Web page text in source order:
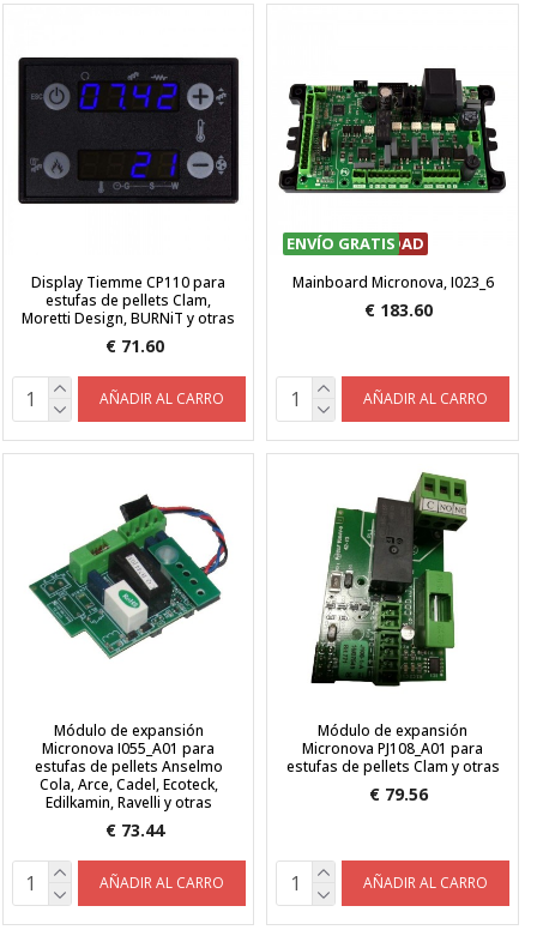
Display Tiemme CP110 para
estufas de pellets Clam,
Moretti Design, BURNiT y otras
€ 71.60
AÑADIR AL CARRO
ÚLTIMA UNIDAD
ENVÍO GRATIS
Mainboard Micronova, I023_6
€ 183.60
AÑADIR AL CARRO
Módulo de expansión
Micronova I055_A01 para
estufas de pellets Anselmo
Cola, Arce, Cadel, Ecoteck,
Edilkamin, Ravelli y otras
€ 73.44
AÑADIR AL CARRO
Módulo de expansión
Micronova PJ108_A01 para
estufas de pellets Clam y otras
€ 79.56
AÑADIR AL CARRO